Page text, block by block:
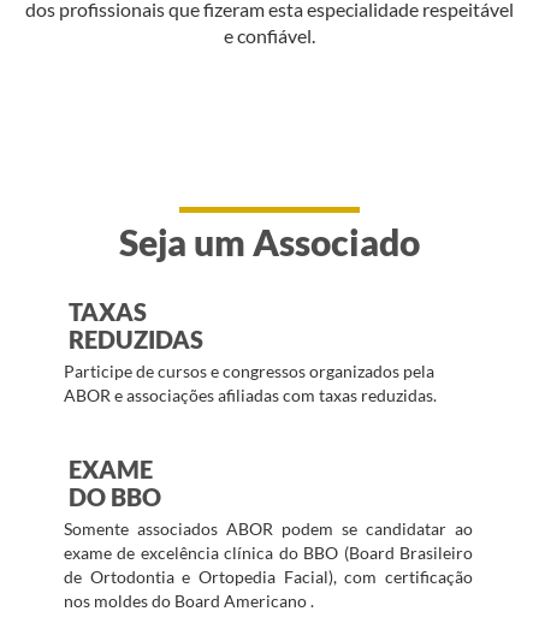
dos profissionais que fizeram esta especialidade respeitável
e confiável.
Seja um Associado
TAXAS
REDUZIDAS
Participe de cursos e congressos organizados pela
ABOR e associações afiliadas com taxas reduzidas.
EXAME
DO BBO
Somente associados ABOR podem se candidatar ao
exame de excelência clínica do BBO (Board Brasileiro
de Ortodontia e Ortopedia Facial), com certificação
nos moldes do Board Americano .